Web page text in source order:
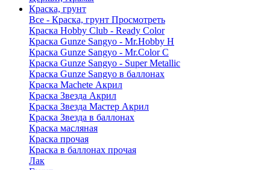
Краска, грунт
Все - Краска, грунт Просмотреть
Краска Hobby Club - Ready Color
Краска Gunze Sangyo - Mr.Hobby H
Краска Gunze Sangyo - Mr.Color C
Краска Gunze Sangyo - Super Metallic
Краска Gunze Sangyo в баллонах
Краска Machete Акрил
Краска Звезда Акрил
Краска Звезда Мастер Акрил
Краска Звезда в баллонах
Краска масляная
Краска прочая
Краска в баллонах прочая
Лак